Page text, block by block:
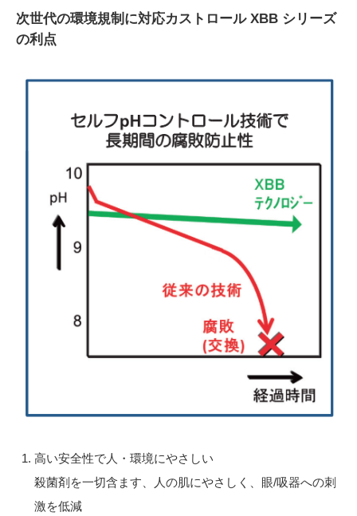
次世代の環境規制に対応カストロール XBB シリーズ
の利点
高い安全性で人・環境にやさしい
殺菌剤を一切含ます、人の肌にやさしく、眼/吸器への刺
激を低減